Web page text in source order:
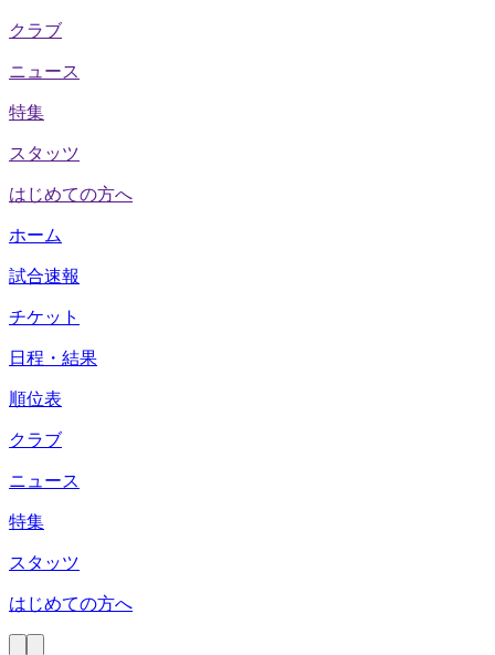
クラブ
ニュース
特集
スタッツ
はじめての方へ
ホーム
試合速報
チケット
日程・結果
順位表
クラブ
ニュース
特集
スタッツ
はじめての方へ